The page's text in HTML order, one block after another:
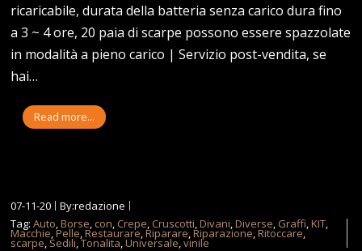
ricaricabile, durata della batteria senza carico dura fino
a 3 ~ 4 ore, 20 paia di scarpe possono essere spazzolate
in modalità a pieno carico | Servizio post-vendita, se
hai…
Read more...
07-11-20
By:redazione
Tag:Auto ,Borse con Crepe Cruscotti ,Divani ,Diverse Graffi ,KIT
Macchie ,Pelle ,Restaurare ,Riparare ,Riparazione ,Ritoccare
scarpe Sedili ,Tonalita ,Universale ,vinile